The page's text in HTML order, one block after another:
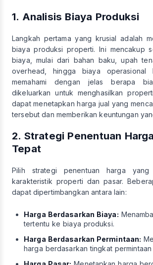
1. Analisis Biaya Produksi
Langkah pertama yang krusial adalah
biaya produksi properti. Ini mencakup
biaya, mulai dari bahan baku, upah
overhead, hingga biaya operasional
memahami dengan jelas berapa
dikeluarkan untuk menghasilkan
dapat menetapkan harga jual yang
tersebut dan memberikan keuntungan
2. Strategi Penentuan
Tepat
Pilih strategi penentuan harga yang
karakteristik properti dan pasar.
dapat dipertimbangkan antara lain:
Harga Berdasarkan Biaya:
tertentu ke biaya produksi.
Harga Berdasarkan Permintaan:
harga berdasarkan tingkat permintaan